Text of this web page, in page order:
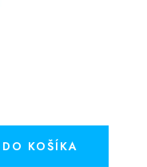
DO KOŠÍKA